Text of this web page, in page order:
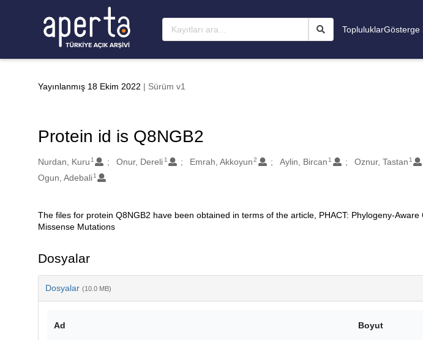
TopluluklarGösterge
Yayınlanmış 18 Ekim 2022 | Sürüm v1
Protein id is Q8NGB2
Oluşturanlar
Nurdan, Kuru 1 Onur, Dereli 1 Emrah, Akkoyun 2 Aylin, Bircan 1 Oznur, Tastan 1
Ogun, Adebali 1
Açıklama
The files for protein Q8NGB2 have been obtained in terms of the article, PHACT: Phylogeny-
Missense Mutations
Dosyalar
Dosyalar (10.0 MB)
Ad Boyut